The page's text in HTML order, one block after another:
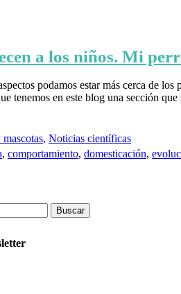
a los niños. Mi
podamos estar más cerca de
tenemos en este blog una sección
, Noticias científicas
, comportamiento, domesticación,